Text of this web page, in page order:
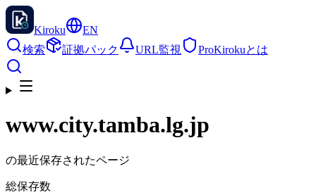
Kiroku
EN
検索
証拠パック URL監視 ProKirokuとは
www.city.tamba.lg.jp
の最近保存されたページ
総保存数